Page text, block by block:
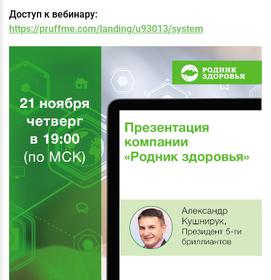
Доступ к вебинару:
https://pruffme.com/landing/u93013/system